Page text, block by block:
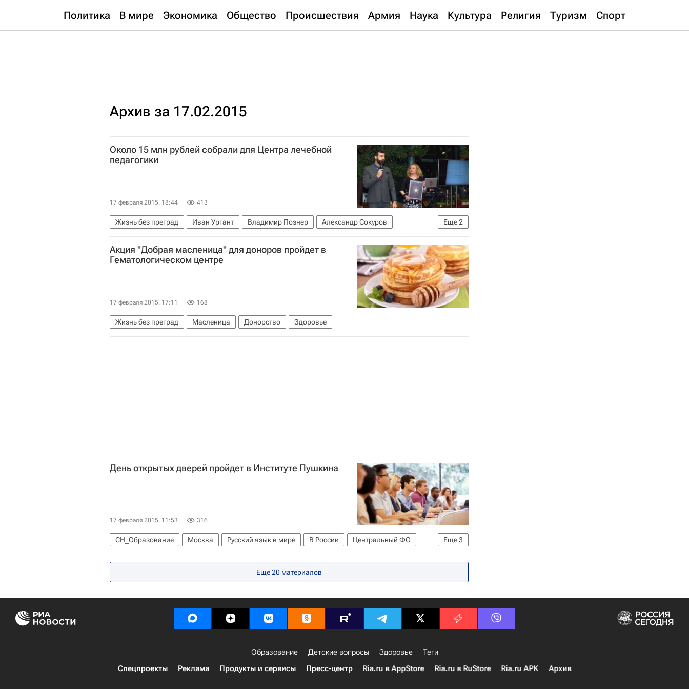
Политика В мире Экономика Общество Происшествия Армия Наука Культура Религия Туризм Спорт
Архив за 17.02.2015
Около 15 млн рублей собрали для Центра лечебной
педагогики
17 февраля 2015, 18:44 413
Еще2
Жизнь без преград Иван Ургант Владимир Познер
Александр Сокуров
Анна Битова
Школа волонтера
Акция "Добрая масленица" для доноров пройдет в
Гематологическом центре
17 февраля 2015, 17:11 168
Жизнь без преград Масленица Донорство Здоровье
День открытых дверей пройдет в Институте Пушкина
17 февраля 2015, 11:53 316
Еще3
СН_Образование Москва Русский язык в мире В России
Центральный ФО
Еще 20 материалов
Образование Детские вопросы Здоровье
Теги
Спецпроекты
Реклама Продукты и сервисы Пресс-центр Ria.ru в AppStore Ria.ru в RuStore Ria.ru APK Архив